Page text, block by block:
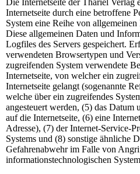
Die Internetseite der Thariel
Internetseite durch eine betroffene
System eine Reihe von
Diese allgemeinen Daten und
Logfiles des Servers gespeichert.
verwendeten Browsertypen und
zugreifenden System verwendete
Internetseite, von welcher ein
Internetseite gelangt (sogenannte
welche über ein zugreifendes
angesteuert werden, (5) das
auf die Internetseite, (6) eine
Adresse), (7) der Internet-Service-
Systems und (8) sonstige ähnliche
Gefahrenabwehr im Falle von
informationstechnologischen